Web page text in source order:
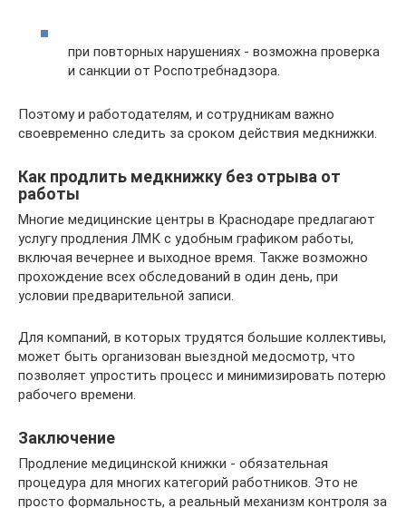
при повторных нарушениях - возможна проверка
и санкции от Роспотребнадзора.
Поэтому и работодателям, и сотрудникам важно
своевременно следить за сроком действия медкнижки.
Как продлить медкнижку без отрыва от
работы
Многие медицинские центры в Краснодаре предлагают
услугу продления ЛМК с удобным графиком работы,
включая вечернее и выходное время. Также возможно
прохождение всех обследований в один день, при
условии предварительной записи.
Для компаний, в которых трудятся большие коллективы,
может быть организован выездной медосмотр, что
позволяет упростить процесс и минимизировать потерю
рабочего времени.
Заключение
Продление медицинской книжки - обязательная
процедура для многих категорий работников. Это не
просто формальность, а реальный механизм контроля за